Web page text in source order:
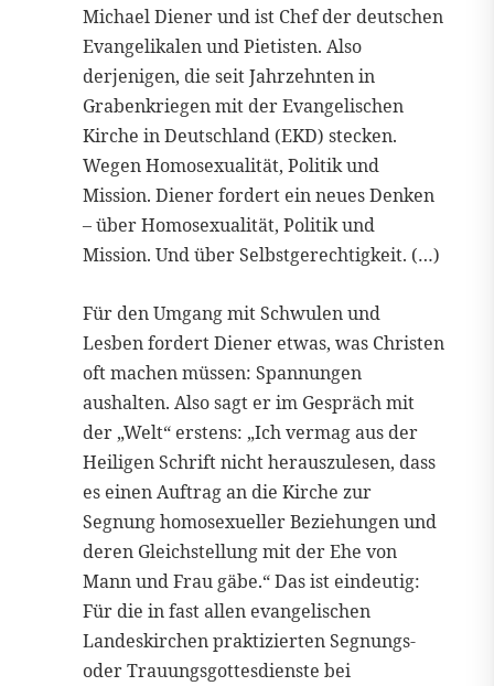
Michael Diener und ist Chef der deutschen
Evangelikalen und Pietisten. Also
derjenigen, die seit Jahrzehnten in
Grabenkriegen mit der Evangelischen
Kirche in Deutschland (EKD) stecken.
Wegen Homosexualität, Politik und
Mission. Diener fordert ein neues Denken
– über Homosexualität, Politik und
Mission. Und über Selbstgerechtigkeit. (…)
Für den Umgang mit Schwulen und
Lesben fordert Diener etwas, was Christen
oft machen müssen: Spannungen
aushalten. Also sagt er im Gespräch mit
der „Welt“ erstens: „Ich vermag aus der
Heiligen Schrift nicht herauszulesen, dass
es einen Auftrag an die Kirche zur
Segnung homosexueller Beziehungen und
deren Gleichstellung mit der Ehe von
Mann und Frau gäbe.“ Das ist eindeutig:
Für die in fast allen evangelischen
Landeskirchen praktizierten Segnungs-
oder Trauungsgottesdienste bei